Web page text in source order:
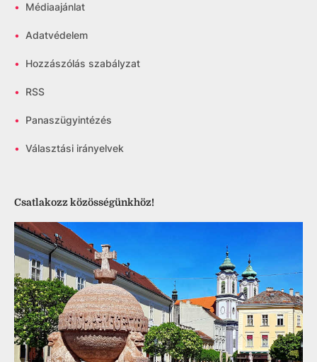
• Médiaajánlat
• Adatvédelem
• Hozzászólás szabályzat
• RSS
• Panaszügyintézés
• Választási irányelvek
Csatlakozz közösségünkhöz!